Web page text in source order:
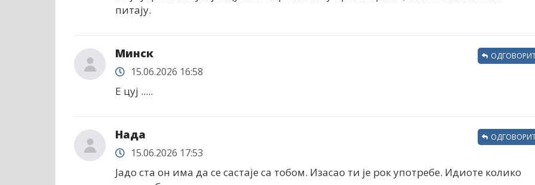
питају.
Минск
15.06.2026 16:58
Е цуј .....
Нада
15.06.2026 17:53
Јадо ста он има да се састаје са тобом. Изасао ти је рок употребе. Идиоте колико